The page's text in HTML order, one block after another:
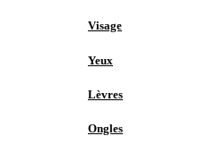
Visage
Yeux
Lèvres
Ongles